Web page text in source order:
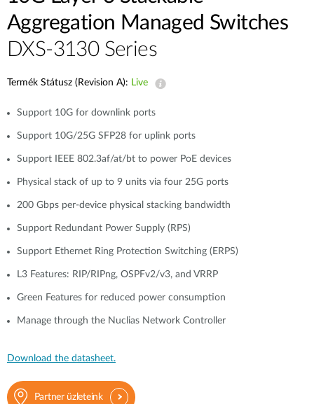
Aggregation Managed Switches
DXS-3130 Series
Termék Státusz (Revision A): Live
Support 10G for downlink ports
Support 10G/25G SFP28 for uplink ports
Support IEEE 802.3af/at/bt to power PoE devices
Physical stack of up to 9 units via four 25G ports
200 Gbps per-device physical stacking bandwidth
Support Redundant Power Supply (RPS)
Support Ethernet Ring Protection Switching (ERPS)
L3 Features: RIP/RIPng, OSPFv2/v3, and VRRP
Green Features for reduced power consumption
Manage through the Nuclias Network Controller
Download the datasheet.
Partner üzleteink